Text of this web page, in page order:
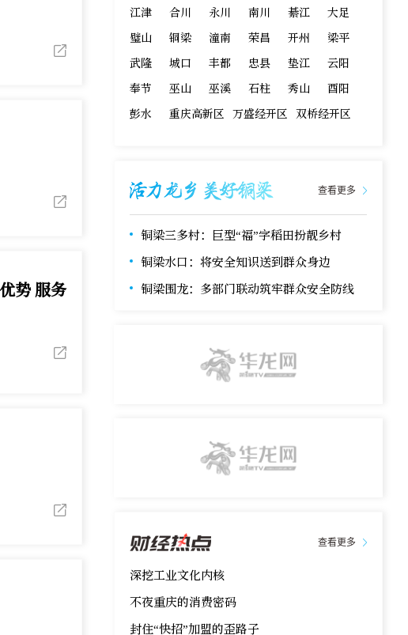
举行，第1眼TV-华龙网进行图文直播。
进行图文直播。
势 服务
市发展大局规划的相关情况，并回答记者提问。
文直播。
江津
合川 永川 南川 綦江
大足
璧山
铜梁 潼南 荣昌 开州
梁平
武隆
城口 丰都 忠县 垫江
云阳
奉节
巫山 巫溪 石柱 秀山
酉阳
彭水
重庆高新区 万盛经开区 双桥经开区
查看更多
铜梁三多村：巨型“福”字稻田扮靓乡村
铜梁水口：将安全知识送到群众身边
铜梁围龙：多部门联动筑牢群众安全防线
查看更多
深挖工业文化内核
不夜重庆的消费密码
封住“快招”加盟的歪路子